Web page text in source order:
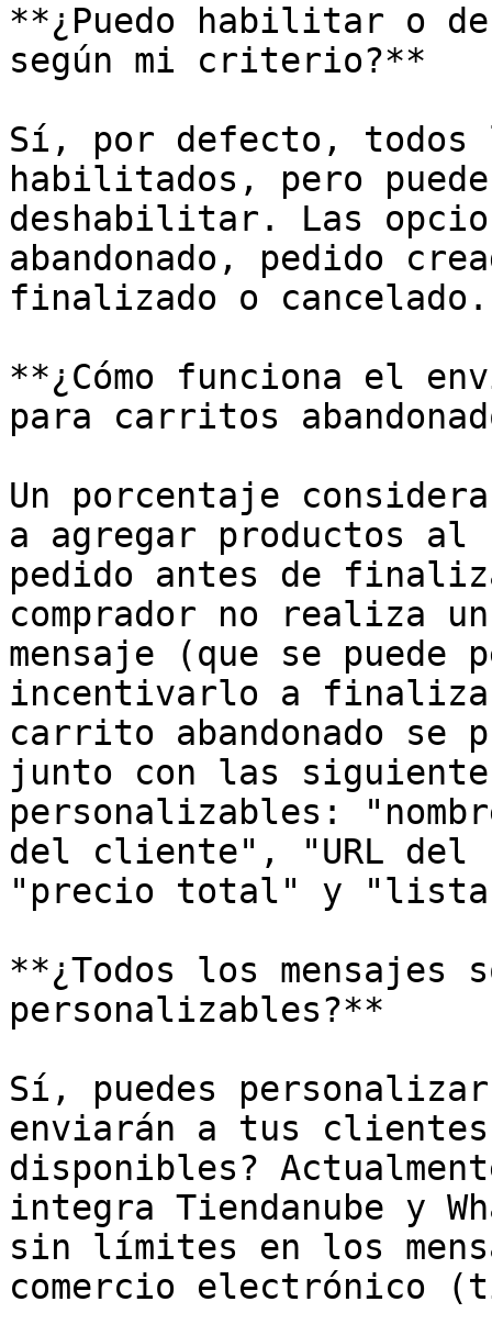
**¿Puedo habilitar o
según mi criterio?**
Sí, por defecto, todos
habilitados, pero
deshabilitar. Las
abandonado, pedido
finalizado o cancelado.
**¿Cómo funciona el
para carritos
Un porcentaje
a agregar productos
pedido antes de
comprador no realiza
mensaje (que se puede
incentivarlo a
carrito abandonado se
junto con las
personalizables:
del cliente", "URL del
"precio total" y "lista
**¿Todos los mensajes
personalizables?**
Sí, puedes
enviarán a tus
disponibles?
integra Tiendanube y
sin límites en los
comercio electrónico